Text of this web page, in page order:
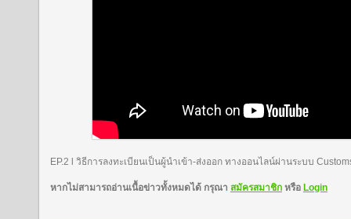
EP.2 l วิธีการลงทะเบียนเป็นผู้นำเข้า-ส่งออก ทางออนไลน์ผ่านระบบ
หากไม่สามารถอ่านเนื้อข่าวทั้งหมดได้ กรุณา สมัครสมาชิก หรือ Login